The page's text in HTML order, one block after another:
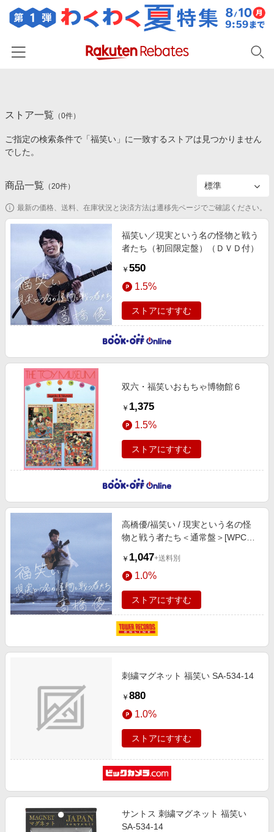
カテゴリー一覧
百貨店・総合ECモール
食品・スイーツ・お酒
コスメ・健康・医薬品
キッズ・ベビー用品
家電・PC・スマホ・カメラ
エンタメ
スポーツ・アウトドア・ゴルフ
インテリア・寝具
旅行・レジャー・ホテル予約
生活・お役立ち
金融・マネー・保険
デジタルコンテンツ
ビジネス・その他サービス
イベント一覧
初回購入者限定特典
対象ストア新規限定特典
新着ストアのご紹介
電子書籍特集
楽天ペイ導入ストア
楽天サービス特集
旅行特集
お中元特集2026
とことん買い物チャレンジ
Apple公式サイト×楽天カード分割払い
Qoo10メガポ
楽天IDでログイン/会員登録
ストア一覧 （0件）
ご指定の検索条件で「福笑い」に一致するストアは見つかりません
でした。
商品一覧 （20件）
最新の価格、送料、在庫状況と決済方法は遷移先ページでご確認ください。
福笑い／現実という名の怪物と戦う
者たち（初回限定盤）（ＤＶＤ付）
￥ 550
1.5%
ストアにすすむ
双六・福笑いおもちゃ博物館６
￥ 1,375
1.5%
ストアにすすむ
高橋優/福笑い / 現実という名の怪
物と戦う者たち＜通常盤＞[WPCL-
￥ 1,047+送料別
1.0%
ストアにすすむ
刺繍マグネット 福笑い SA-534-14
￥ 880
1.0%
ストアにすすむ
サントス 刺繍マグネット 福笑い
SA-534-14